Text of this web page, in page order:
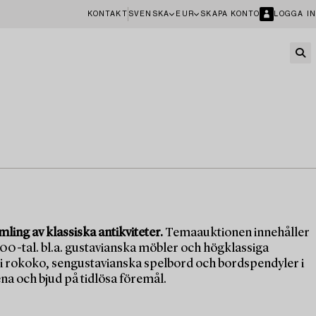
KONTAKT SVENSKA EUR SKAPA KONTO LOGGA IN
av klassiska antikviteter. Temaauktionen innehåller
tal. bl.a. gustavianska möbler och högklassiga
sengustavianska spelbord och bordspendyler i
och bjud på tidlösa föremål.